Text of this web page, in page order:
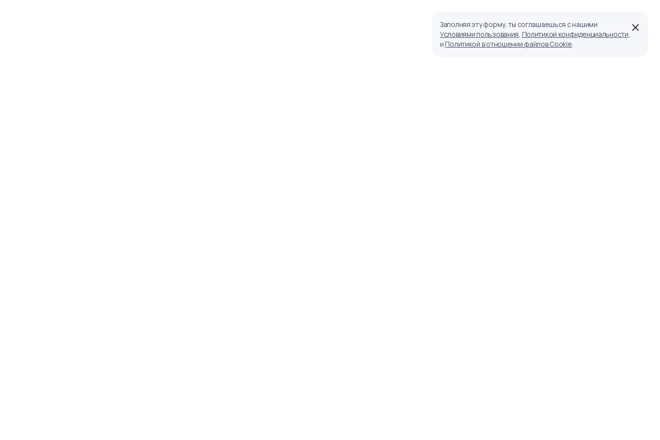
Заполняя эту форму, ты соглашаешься с нашими
Условиями пользования, Политикой конфиденциальности,
иПолитикой в отношении файлов Cookie.